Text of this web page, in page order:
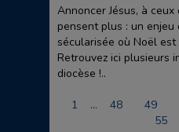
Annoncer Jésus, à
pensent plus : un
sécularisée où Noël
Retrouvez ici plusieurs
diocèse !..
1 … 48 49
55